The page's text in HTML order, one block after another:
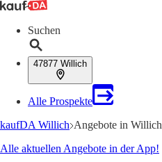
Suchen
47877 Willich
Alle Prospekte
kaufDA Willich Angebote in Willich
Alle aktuellen Angebote in der App!